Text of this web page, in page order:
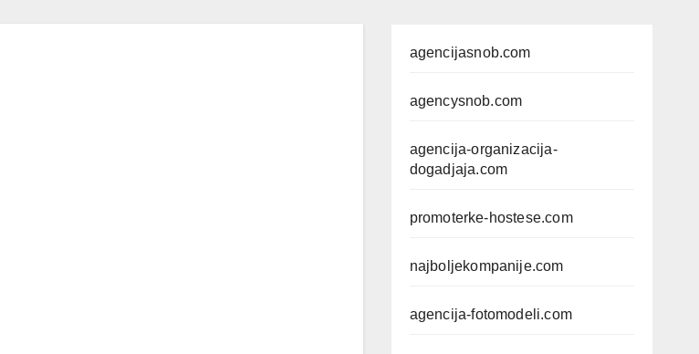
agencijasnob.com
agencysnob.com
agencija-organizacija-
dogadjaja.com
promoterke-hostese.com
najboljekompanije.com
agencija-fotomodeli.com